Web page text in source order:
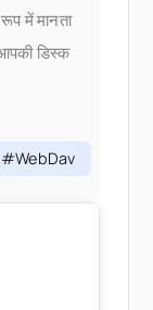
में मानता
आपकी डिस्क
#WebDav